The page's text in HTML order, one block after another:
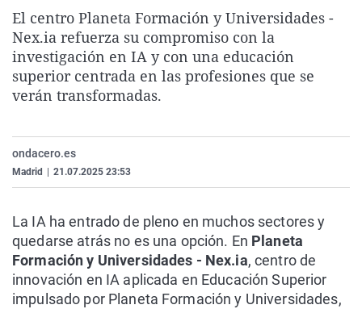
La rosa de los vientos
Gente viajera
Como el perro y el
Caso
Retornados
Equipo de
Extremadura
Galicia
La Rioja
Virales
Televisión
Elecciones
El centro Planeta Formación y Universidades -
Nex.ia refuerza su compromiso con la
investigación en IA y con una educación
superior centrada en las profesiones que se
verán transformadas.
ondacero.es
Madrid 21.07.2025 23:53
La IA ha entrado de pleno en muchos sectores y
quedarse atrás no es una opción. En Planeta
Formación y Universidades - Nex.ia, centro de
innovación en IA aplicada en Educación Superior
impulsado por Planeta Formación y Universidades,